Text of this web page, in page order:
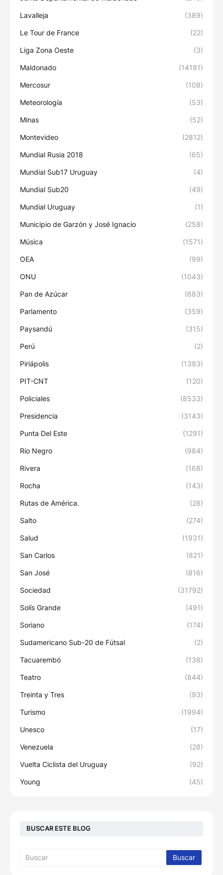
Lavalleja (389)
Le Tour de France (22)
Liga Zona Oeste (3)
Maldonado (14181)
Mercosur (108)
Meteorología (53)
Minas (52)
Montevideo (2812)
Mundial Rusia 2018 (65)
Mundial Sub17 Uruguay (4)
Mundial Sub20 (49)
Mundial Uruguay (1)
Municipio de Garzón y José Ignacio (258)
Música (1571)
OEA (99)
ONU (1043)
Pan de Azúcar (683)
Parlamento (359)
Paysandú (315)
Perú (2)
Piriápolis (1393)
PIT-CNT (120)
Policiales (8533)
Presidencia (3143)
Punta Del Este (1291)
Río Negro (984)
Rivera (168)
Rocha (143)
Rutas de América. (28)
Salto (274)
Salud (1931)
San Carlos (821)
San José (816)
Sociedad (31792)
Solís Grande (491)
Soriano (174)
Sudamericano Sub-20 de Fútsal (2)
Tacuarembó (138)
Teatro (844)
Treinta y Tres (93)
Turismo (1994)
Unesco (17)
Venezuela (28)
Vuelta Ciclista del Uruguay (92)
Young (45)
BUSCAR ESTE BLOG